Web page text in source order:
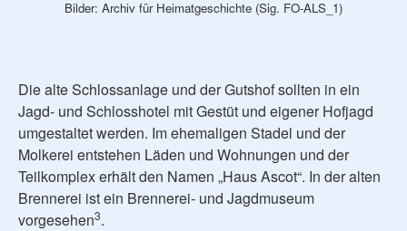
Bilder: Archiv für Heimatgeschichte (Sig. FO-ALS_1)
Die alte Schlossanlage und der Gutshof sollten in ein
Jagd- und Schlosshotel mit Gestüt und eigener Hofjagd
umgestaltet werden. Im ehemaligen Stadel und der
Molkerei entstehen Läden und Wohnungen und der
Teilkomplex erhält den Namen „Haus Ascot“. In der alten
Brennerei ist ein Brennerei- und Jagdmuseum
vorgesehen3.